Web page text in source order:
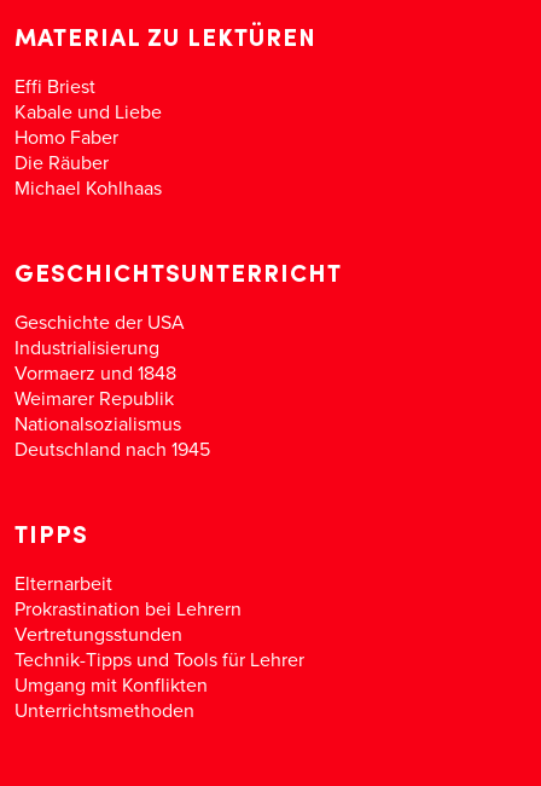
MATERIAL ZU LEKTÜREN
Effi Briest
Kabale und Liebe
Homo Faber
Die Räuber
Michael Kohlhaas
GESCHICHTSUNTERRICHT
Geschichte der USA
Industrialisierung
Vormaerz und 1848
Weimarer Republik
Nationalsozialismus
Deutschland nach 1945
TIPPS
Elternarbeit
Prokrastination bei Lehrern
Vertretungsstunden
Technik-Tipps und Tools für Lehrer
Umgang mit Konflikten
Unterrichtsmethoden